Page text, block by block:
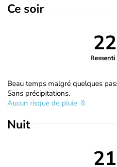
Ce soir
Ressenti
Beau temps malgré quelques
Sans précipitations.
Aucun risque de pluie
Nuit